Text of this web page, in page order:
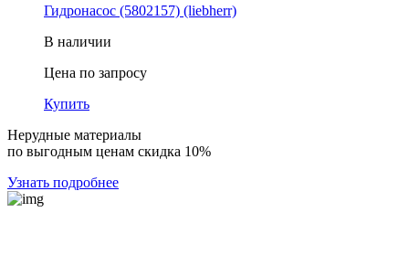
Гидронасос (5802157) (liebherr)
В наличии
Цена по запросу
Купить
Нерудные материалы
по выгодным ценам скидка 10%
Узнать подробнее